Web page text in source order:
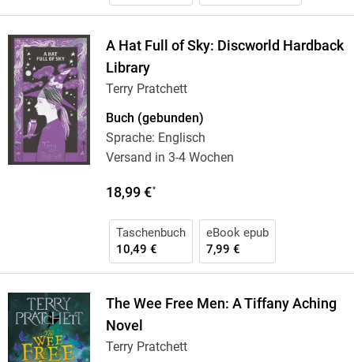
A Hat Full of Sky: Discworld Hardback
Library
Terry Pratchett
Buch (gebunden)
Sprache: Englisch
Versand in 3-4 Wochen
18,99 €*
Taschenbuch
10,49 €
eBook epub
7,99 €
The Wee Free Men: A Tiffany Aching
Novel
Terry Pratchett